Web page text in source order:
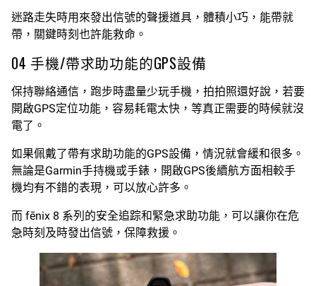
迷路走失時用來發出信號的聲援道具，體積小巧，能帶就
帶，關鍵時刻也許能救命。
04 手機/帶求助功能的GPS設備
保持聯絡通信，跑步時盡量少玩手機，拍拍照還好說，若要
開啟GPS定位功能，容易耗電太快，等真正需要的時候就沒
電了。
如果佩戴了帶有求助功能的GPS設備，情況就會緩和很多。
無論是Garmin手持機或手錶，開啟GPS後續航方面相較手
機均有不錯的表現，可以放心許多。
而 fēnix 8 系列的安全追踪和緊急求助功能，可以讓你在危
急時刻及時發出信號，保障救援。